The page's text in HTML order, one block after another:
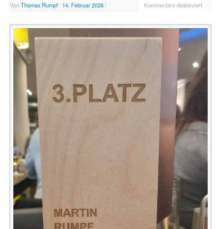
VonThomas Rumpf | 14. Februar 2026 | Kommentare deaktiviert